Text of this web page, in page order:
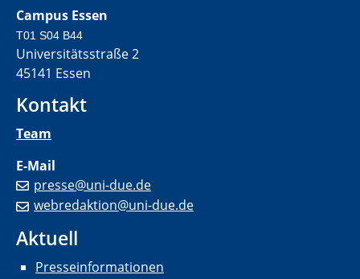
Campus Essen
T01 S04 B44
Universitätsstraße 2
45141 Essen
Kontakt
Team
E-Mail
presse@uni-due.de
webredaktion@uni-due.de
Aktuell
Presseinformationen